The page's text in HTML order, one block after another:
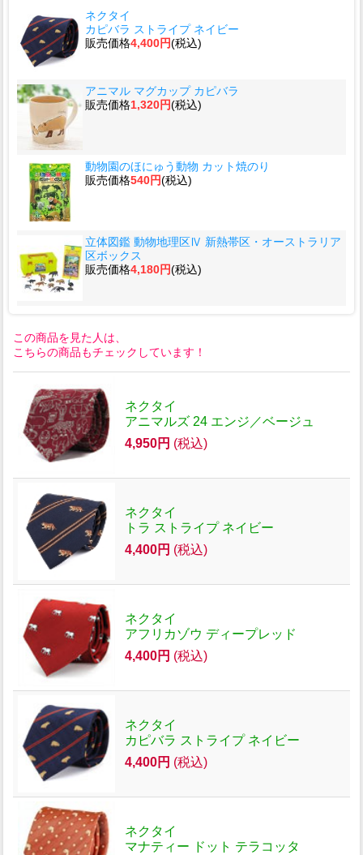
ネクタイ
カピバラ ストライプ ネイビー
販売価格4,400円(税込)
アニマル マグカップ カピバラ
販売価格1,320円(税込)
動物園のほにゅう動物 カット焼のり
販売価格540円(税込)
立体図鑑 動物地理区Ⅳ 新熱帯区・オーストラリア
区ボックス
販売価格4,180円(税込)
この商品を見た人は、
こちらの商品もチェックしています！
ネクタイ
アニマルズ 24 エンジ／ベージュ
4,950円 (税込)
ネクタイ
トラ ストライプ ネイビー
4,400円 (税込)
ネクタイ
アフリカゾウ ディープレッド
4,400円 (税込)
ネクタイ
カピバラ ストライプ ネイビー
4,400円 (税込)
ネクタイ
マナティー ドット テラコッタ